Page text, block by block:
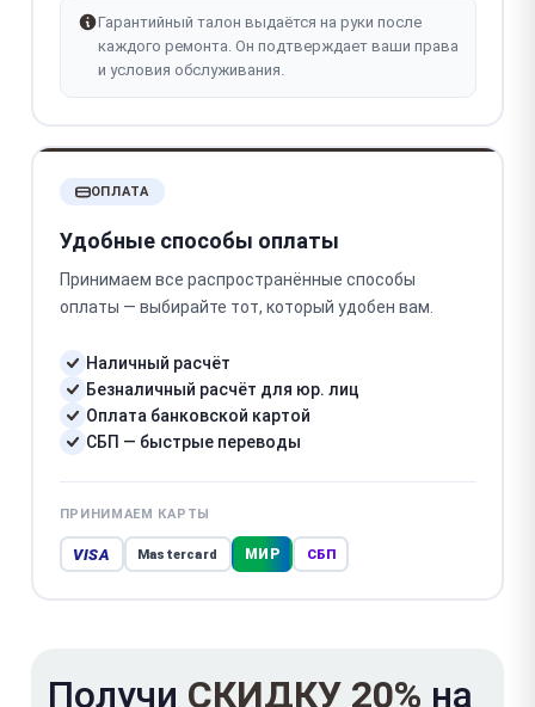
Гарантийный талон выдаётся на руки после
каждого ремонта. Он подтверждает ваши права
и условия обслуживания.
ОПЛАТА
Удобные способы оплаты
Принимаем все распространённые способы
оплаты — выбирайте тот, который удобен вам.
Наличный расчёт
Безналичный расчёт для юр. лиц
Оплата банковской картой
СБП — быстрые переводы
ПРИНИМАЕМ КАРТЫ
VISA Mastercard МИР СБП
Получи СКИДКУ 20% на